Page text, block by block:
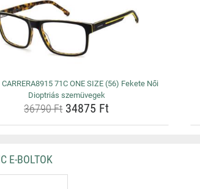
71C ONE SIZE (56) Fekete Női
Dioptriás szemüvegek
36790 Ft34875 Ft
E-BOLTOK